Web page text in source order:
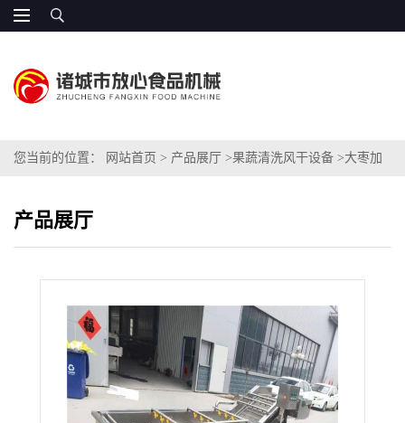
您当前的位置： 网站首页 > 产品展厅 >果蔬清洗风干设备 >大枣加
产品展厅